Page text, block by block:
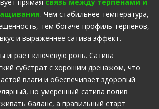
. Чем стабильнее температура,
тем богаче профиль терпенов,
и выраженнее сатива эффект.
играет ключевую роль. Сатива
субстрат с хорошим дренажом, что
влаги и обеспечивает здоровый
но умеренный сатива полив
баланс, а правильный старт